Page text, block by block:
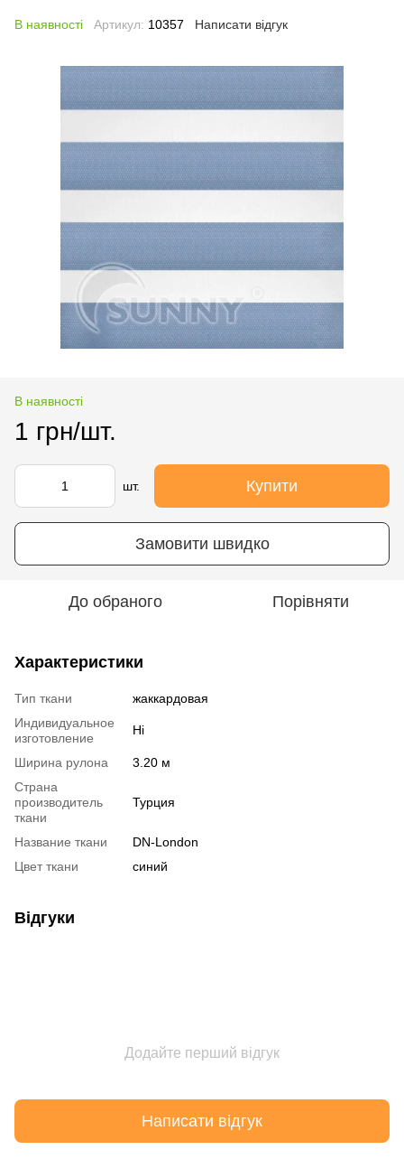
В наявності Артикул: 10357 Написати відгук
В наявності
1 грн/шт.
шт. Купити
Замовити швидко
До обраного Порівняти
Характеристики
Тип ткани
жаккардовая
Индивидуальное
изготовление
Ні
Ширина рулона
3.20 м
Страна
производитель
ткани
Турция
Название ткани
DN-London
Цвет ткани
синий
Відгуки
Додайте перший відгук
Написати відгук